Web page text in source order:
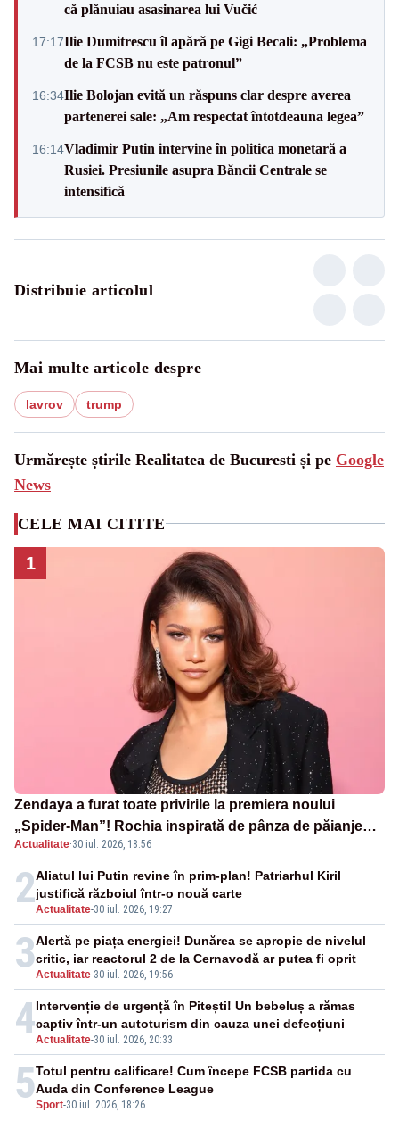
că plănuiau asasinarea lui Vučić
17:17Ilie Dumitrescu îl apără pe Gigi Becali: „Problema
de la FCSB nu este patronul”
16:34Ilie Bolojan evită un răspuns clar despre averea
partenerei sale: „Am respectat întotdeauna legea”
16:14Vladimir Putin intervine în politica monetară a
Rusiei. Presiunile asupra Băncii Centrale se
intensifică
Distribuie articolul
Mai multe articole despre
lavrov trump
Urmărește știrile Realitatea de Bucuresti și pe Google
News
CELE MAI CITITE
1
Zendaya a furat toate privirile la premiera noului
„Spider-Man”! Rochia inspirată de pânza de păianjen a
făcut senzație
Actualitate·30 iul. 2026, 18:56
2Actualitate-30 iul. 2026, 19:27
Aliatul lui Putin revine în prim-plan! Patriarhul Kiril
justifică războiul într-o nouă carte
3Actualitate-30 iul. 2026, 19:56
Alertă pe piața energiei! Dunărea se apropie de nivelul
critic, iar reactorul 2 de la Cernavodă ar putea fi oprit
4Actualitate-30 iul. 2026, 20:33
Intervenție de urgență în Pitești! Un bebeluș a rămas
captiv într-un autoturism din cauza unei defecțiuni
5Sport-30 iul. 2026, 18:26
Totul pentru calificare! Cum începe FCSB partida cu
Auda din Conference League